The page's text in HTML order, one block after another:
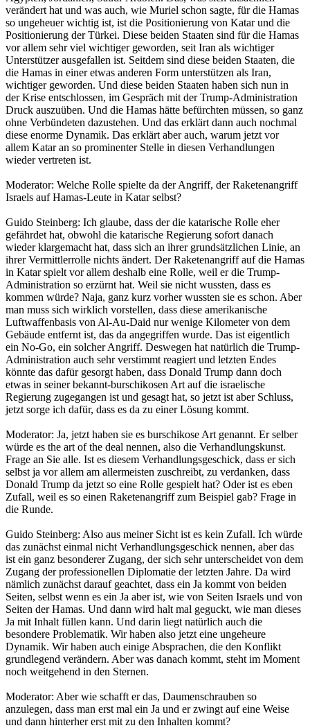
verändert hat und was auch, wie Muriel schon sagte, für die Hamas
so ungeheuer wichtig ist, ist die Positionierung von Katar und die
Positionierung der Türkei. Diese beiden Staaten sind für die Hamas
vor allem sehr viel wichtiger geworden, seit Iran als wichtiger
Unterstützer ausgefallen ist. Seitdem sind diese beiden Staaten, die
die Hamas in einer etwas anderen Form unterstützen als Iran,
wichtiger geworden. Und diese beiden Staaten haben sich nun in
der Krise entschlossen, im Gespräch mit der Trump-Administration
Druck auszuüben. Und die Hamas hätte befürchten müssen, so ganz
ohne Verbündeten dazustehen. Und das erklärt dann auch nochmal
diese enorme Dynamik. Das erklärt aber auch, warum jetzt vor
allem Katar an so prominenter Stelle in diesen Verhandlungen
wieder vertreten ist.
Moderator: Welche Rolle spielte da der Angriff, der Raketenangriff
Israels auf Hamas-Leute in Katar selbst?
Guido Steinberg: Ich glaube, dass der die katarische Rolle eher
gefährdet hat, obwohl die katarische Regierung sofort danach
wieder klargemacht hat, dass sich an ihrer grundsätzlichen Linie, an
ihrer Vermittlerrolle nichts ändert. Der Raketenangriff auf die Hamas
in Katar spielt vor allem deshalb eine Rolle, weil er die Trump-
Administration so erzürnt hat. Weil sie nicht wussten, dass es
kommen würde? Naja, ganz kurz vorher wussten sie es schon. Aber
man muss sich wirklich vorstellen, dass diese amerikanische
Luftwaffenbasis von Al-Au-Daid nur wenige Kilometer von dem
Gebäude entfernt ist, das da angegriffen wurde. Das ist eigentlich
ein No-Go, ein solcher Angriff. Deswegen hat natürlich die Trump-
Administration auch sehr verstimmt reagiert und letzten Endes
könnte das dafür gesorgt haben, dass Donald Trump dann doch
etwas in seiner bekannt-burschikosen Art auf die israelische
Regierung zugegangen ist und gesagt hat, so jetzt ist aber Schluss,
jetzt sorge ich dafür, dass es da zu einer Lösung kommt.
Moderator: Ja, jetzt haben sie es burschikose Art genannt. Er selber
würde es the art of the deal nennen, also die Verhandlungskunst.
Frage an Sie alle. Ist es diesem Verhandlungsgeschick, dass er sich
selbst ja vor allem am allermeisten zuschreibt, zu verdanken, dass
Donald Trump da jetzt so eine Rolle gespielt hat? Oder ist es eben
Zufall, weil es so einen Raketenangriff zum Beispiel gab? Frage in
die Runde.
Guido Steinberg: Also aus meiner Sicht ist es kein Zufall. Ich würde
das zunächst einmal nicht Verhandlungsgeschick nennen, aber das
ist ein ganz besonderer Zugang, der sich sehr unterscheidet von dem
Zugang der professionellen Diplomatie der letzten Jahre. Da wird
nämlich zunächst darauf geachtet, dass ein Ja kommt von beiden
Seiten, selbst wenn es ein Ja aber ist, wie von Seiten Israels und von
Seiten der Hamas. Und dann wird halt mal geguckt, wie man dieses
Ja mit Inhalt füllen kann. Und darin liegt natürlich auch die
besondere Problematik. Wir haben also jetzt eine ungeheure
Dynamik. Wir haben auch einige Absprachen, die den Konflikt
grundlegend verändern. Aber was danach kommt, steht im Moment
noch weitgehend in den Sternen.
Moderator: Aber wie schafft er das, Daumenschrauben so
anzulegen, dass man erst mal ein Ja und er zwingt auf eine Weise
und dann hinterher erst mit zu den Inhalten kommt?